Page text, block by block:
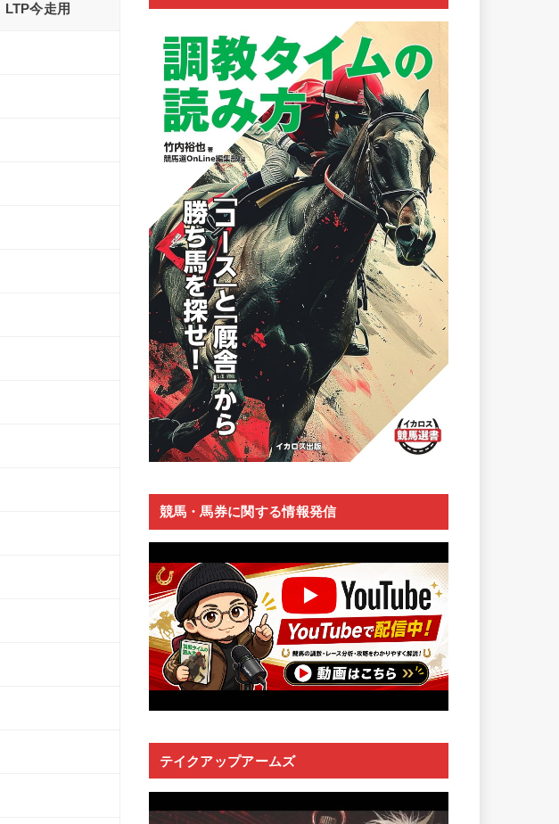
LTP今走用
競馬・馬券に関する情報発信
テイクアップアームズ